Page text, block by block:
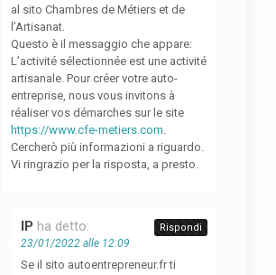
al sito Chambres de Métiers et de
l’Artisanat.
Questo è il messaggio che appare:
L’activité sélectionnée est une activité
artisanale. Pour créer votre auto-
entreprise, nous vous invitons à
réaliser vos démarches sur le site
https://www.cfe-metiers.com
Cercherò più informazioni a riguardo.
Vi ringrazio per la risposta, a presto.
IP ha detto:
23/01/2022 alle 12:09
Se il sito autoentrepreneur.fr ti
Rispondi